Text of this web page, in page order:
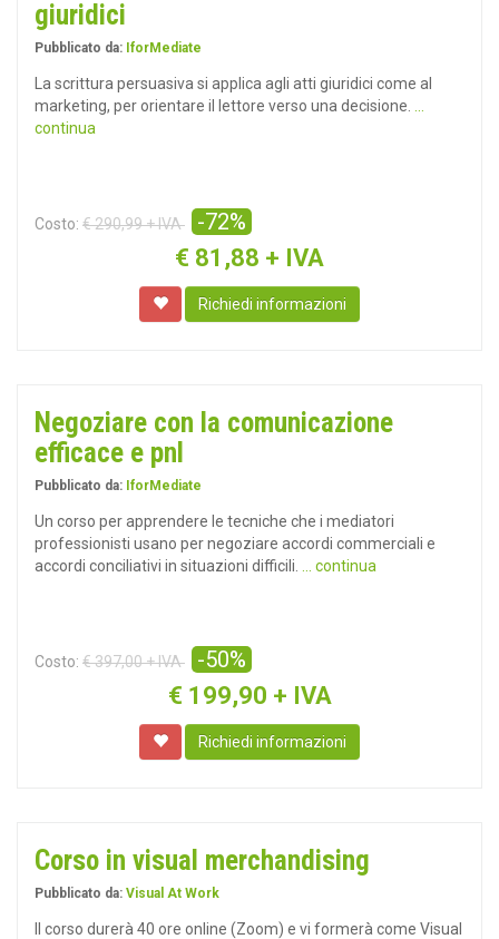
giuridici
Pubblicato da: IforMediate
La scrittura persuasiva si applica agli atti giuridici come al
marketing, per orientare il lettore verso una decisione.
continua
Costo: € 290,99 + IVA -72%
€ 81,88 + IVA
Richiedi informazioni
Negoziare con la comunicazione
efficace e pnl
Pubblicato da: IforMediate
Un corso per apprendere le tecniche che i mediatori
professionisti usano per negoziare accordi commerciali e
accordi conciliativi in situazioni difficili.
... continua
Costo: € 397,00 + IVA -50%
€ 199,90 + IVA
Richiedi informazioni
Corso in visual merchandising
Pubblicato da: Visual At Work
Il corso durerà 40 ore online (Zoom) e vi formerà come Visual